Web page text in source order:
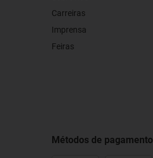
Carreiras
Imprensa
Feiras
Métodos de pagamento